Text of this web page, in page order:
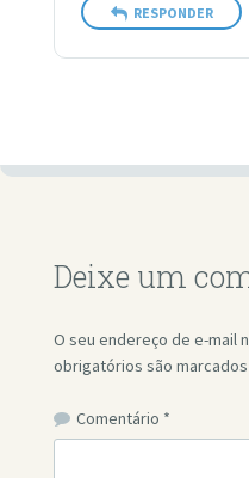
RESPONDER
Deixe um
O seu endereço de e-mail
obrigatórios são
Comentário *